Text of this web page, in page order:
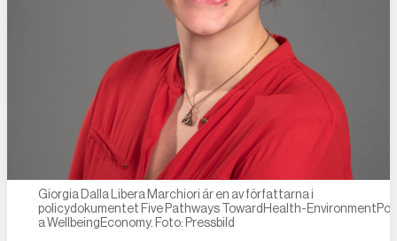
Giorgia Dalla Libera Marchiori är en av författarna i
policydokumentet Five Pathways TowardHealth-
a WellbeingEconomy. Foto: Pressbild